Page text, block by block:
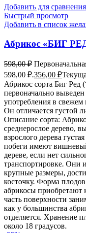
Добавить для сравнения
Быстрый просмотр
Добавить в список
Абрикос «БИГ
598,00₽
598,00 ₽.356,00 ₽
Абрикос сорта Биг
первоначально
употребления в свежем
Он отличается густой
Описание сорта:
среднерослое дерево,
взрослого дерева
побеги имеют
дереве, если нет
транспортировке. Они
крупные размеры,
косточку. Форма
абрикосы
часть поверхности
как у большинства
отделяется. Хранение
около 18 градусов.